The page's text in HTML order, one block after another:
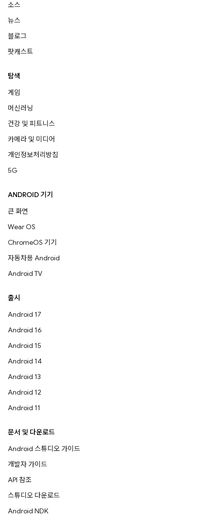
소스
뉴스
블로그
팟캐스트
탐색
게임
머신러닝
건강 및 피트니스
카메라 및 미디어
개인정보처리방침
5G
ANDROID 기기
큰 화면
Wear OS
ChromeOS 기기
자동차용 Android
Android TV
출시
Android 17
Android 16
Android 15
Android 14
Android 13
Android 12
Android 11
문서 및 다운로드
Android 스튜디오 가이드
개발자 가이드
API 참조
스튜디오 다운로드
Android NDK